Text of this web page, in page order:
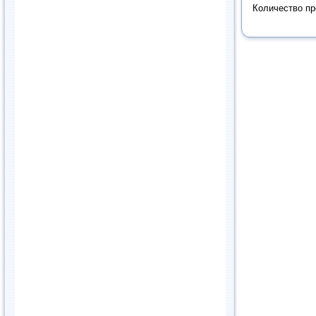
Количество